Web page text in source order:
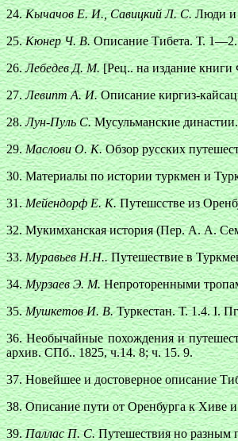
24.Кычачов Е. И., Савицкий Л. С.Люди и
25.Кюнер Ч. В.Описание Тибета. Т. 1—2.
26.Лебедев Д. М.[Рец.. на издание
27.Левипт А. И.Описание киргиз-
28.Лун-Пуль С.Мусульманские
29.Маслови О. К.Обзор русских
30. Материалы по истории туркмен и
31.Мейендорф Е. К.Путешсстве из
32. Мукимханская история (Пер. А. А.
33.Муравьев Н.Н..Путешествие в
34.Мурзаев Э. М.Непроторенными
35.Мушкетов И. В.Туркестан. Т. 1.4. I.
36. Необычайные похождения и
архив. СПб.. 1825, ч.14. 8; ч. 15. 9.
37. Новейшее и достоверное описание
38. Описание пути от Оренбурга к Хиве
39.Паллас П. С.Путешествия но разным